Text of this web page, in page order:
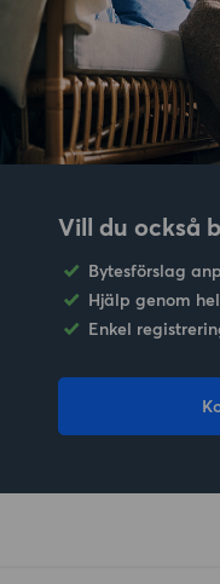
Vill du också
Bytesförslag
Hjälp genom
Enkel